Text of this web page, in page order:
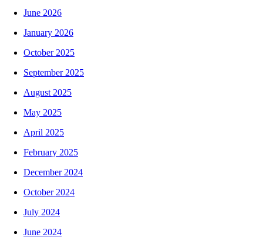
June 2026
January 2026
October 2025
September 2025
August 2025
May 2025
April 2025
February 2025
December 2024
October 2024
July 2024
June 2024